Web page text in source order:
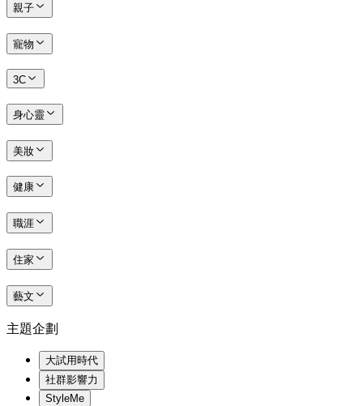
親子
寵物
3C
身心靈
美妝
健康
職涯
住家
藝文
主題企劃
大試用時代
社群影響力
StyleMe